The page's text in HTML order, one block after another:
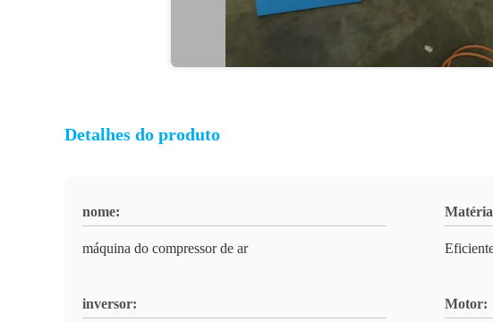
Detalhes do produto
nome:
máquina do compressor de ar
inversor: Motor: